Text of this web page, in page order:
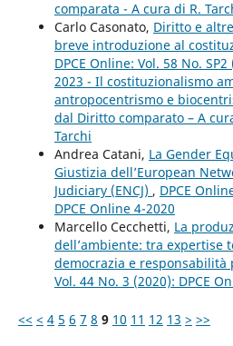
comparata - A cura di R.
Carlo Casonato, Diritto e
breve introduzione al
DPCE Online: Vol. 58 No.
2023 - Il costituzionalismo
antropocentrismo e
dal Diritto comparato – A
Tarchi
Andrea Catani, La Gender
Giustizia dell’European
Judiciary (ENCJ) , DPCE
DPCE Online 4-2020
Marcello Cecchetti, La
dell’ambiente: tra expertise
democrazia e responsabilità
Vol. 44 No. 3 (2020): DPCE
<< < 4 5 6 7 8 9 10 11 12 13 > >>